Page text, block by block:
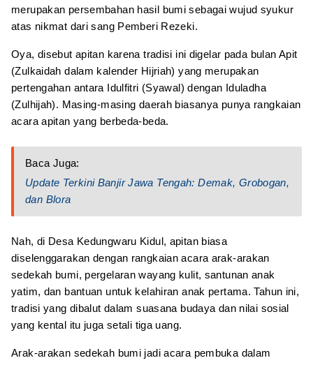
merupakan persembahan hasil bumi sebagai wujud syukur
atas nikmat dari sang Pemberi Rezeki.
Oya, disebut apitan karena tradisi ini digelar pada bulan Apit
(Zulkaidah dalam kalender Hijriah) yang merupakan
pertengahan antara Idulfitri (Syawal) dengan Iduladha
(Zulhijah). Masing-masing daerah biasanya punya rangkaian
acara apitan yang berbeda-beda.
Baca Juga:
Update Terkini Banjir Jawa Tengah: Demak, Grobogan,
dan Blora
Nah, di Desa Kedungwaru Kidul, apitan biasa
diselenggarakan dengan rangkaian acara arak-arakan
sedekah bumi, pergelaran wayang kulit, santunan anak
yatim, dan bantuan untuk kelahiran anak pertama. Tahun ini,
tradisi yang dibalut dalam suasana budaya dan nilai sosial
yang kental itu juga setali tiga uang.
Arak-arakan sedekah bumi jadi acara pembuka dalam